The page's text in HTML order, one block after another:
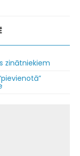
zinātniekiem